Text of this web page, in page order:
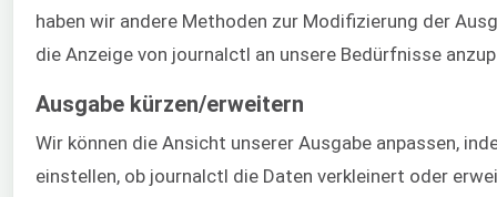
haben wir andere Methoden zur Modifizierung der
die Anzeige von journalctl an unsere Bedürfnisse
Ausgabe kürzen/erweitern
Wir können die Ansicht unserer Ausgabe anpassen,
einstellen, ob journalctl die Daten verkleinert oder